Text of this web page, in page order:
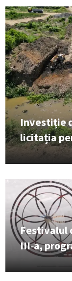
Investiție
licitația
Festivalul
III‑a,